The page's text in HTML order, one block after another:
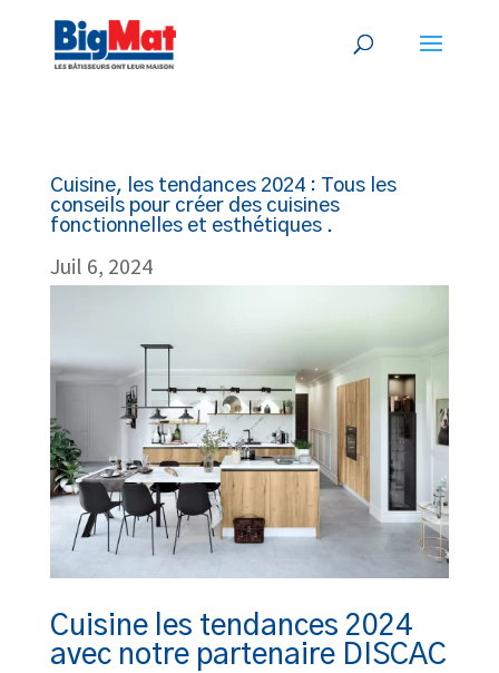
Cuisine, les tendances 2024 : Tous les
conseils pour créer des cuisines
fonctionnelles et esthétiques .
Juil 6, 2024
Cuisine les tendances 2024
avec notre partenaire DISCAC